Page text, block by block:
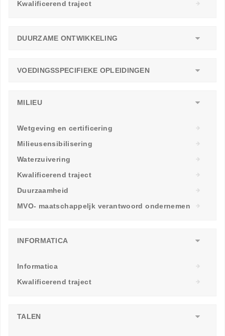
Kwalificerend traject
DUURZAME ONTWIKKELING
VOEDINGSSPECIFIEKE OPLEIDINGEN
MILIEU
Wetgeving en certificering
Milieusensibilisering
Waterzuivering
Kwalificerend traject
Duurzaamheid
MVO- maatschappeljk verantwoord ondernemen
INFORMATICA
Informatica
Kwalificerend traject
TALEN